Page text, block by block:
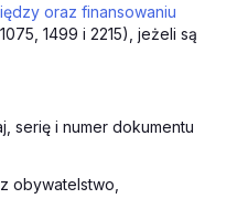
oraz finansowaniu
1499 i 2215), jeżeli są
serię i numer dokumentu
obywatelstwo,